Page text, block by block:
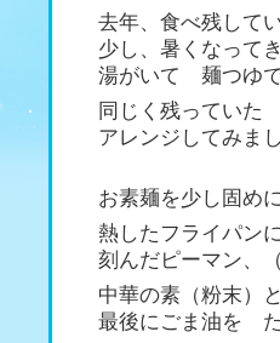
去年、食べ残して
少し、暑くなって
湯がいて 麺つゆ
同じく残っていた
アレンジしてみまし
お素麺を少し固め
熱したフライパン
刻んだピーマン、
中華の素（粉末）
最後にごま油を た